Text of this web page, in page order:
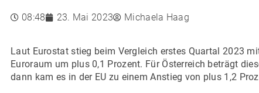
08:48 23. Mai 2023 Michaela Haag
Laut Eurostat stieg beim Vergleich erstes Quartal 2023
Euroraum um plus 0,1 Prozent. Für Österreich beträgt
dann kam es in der EU zu einem Anstieg von plus 1,2